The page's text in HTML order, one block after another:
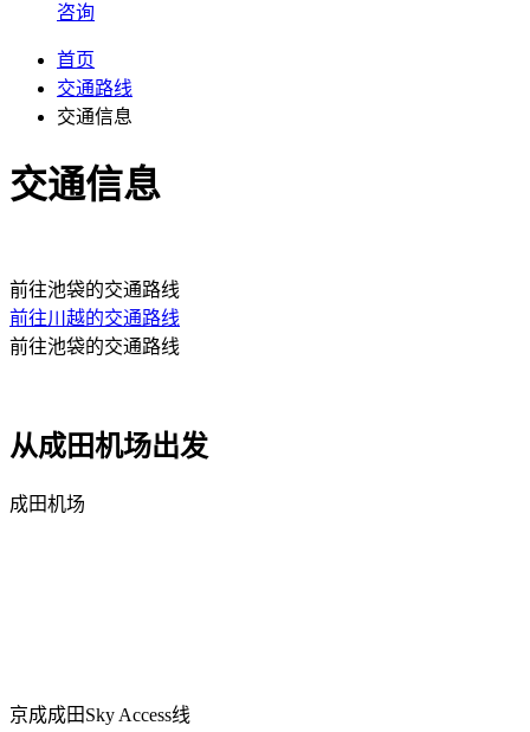
咨询
首页
交通路线
交通信息
交通信息
前往池袋的交通路线
前往川越的交通路线
前往池袋的交通路线
从成田机场出发
成田机场
京成成田Sky Access线